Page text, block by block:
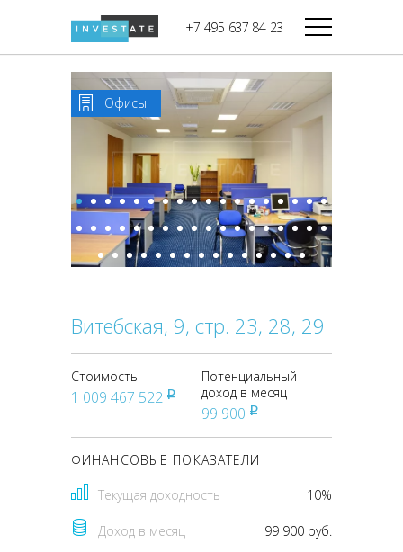
+7 495 637 84 23
Дикси
Верный
Мираторг
Магнолия
В башне
Башня Федерация-II
Запад
Башня Федерация-I
Восток
Город Столиц,
Северный блок
Город Столиц,
Южный блок
Офисы
Витебская, 9, стр. 23, 28, 29
Стоимость
1 009 467 522 pуб
Потенциальный
доход в месяц
99 900 pуб
ФИНАНСОВЫЕ ПОКАЗАТЕЛИ
Текущая доходность 10%
Доход в месяц 99 900 руб.